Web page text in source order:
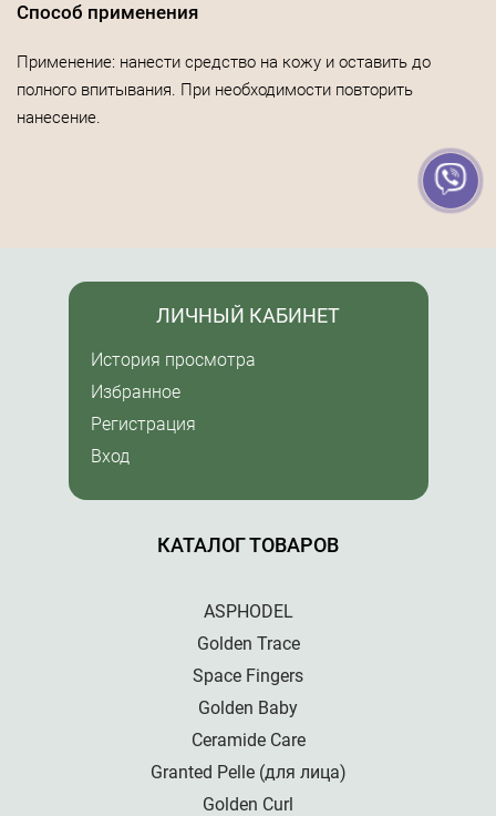
Способ применения
Применение: нанести средство на кожу и оставить до
полного впитывания. При необходимости повторить
нанесение.
КАТАЛОГ ТОВАРОВ
ASPHODEL
Golden Trace
Space Fingers
Golden Baby
Ceramide Care
Granted Pelle (для лица)
Golden Curl
ЛИЧНЫЙ КАБИНЕТ
История просмотра
Избранное
Регистрация
Вход